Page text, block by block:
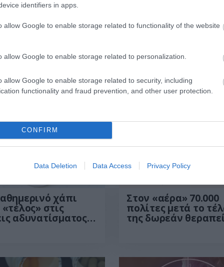
identifiers in apps.
allow Google to enable storage related to functionality of the website
allow Google to enable storage related to personalization.
allow Google to enable storage related to security, including
functionality and fraud prevention, and other user protection.
CONFIRM
Data Deletion Data Access Privacy Policy
παρτίδα
κατά παυσίπονο
δόσεις
χάπι
στις
αδυνατίσματος –
Στον «αέρα» 70.000
πολίτες μετά το
της δωρεάν